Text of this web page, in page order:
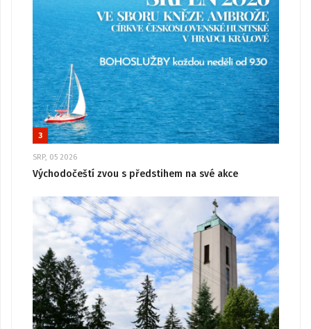
3
SRP, 05 2026
Východočeští zvou s předstihem na své akce